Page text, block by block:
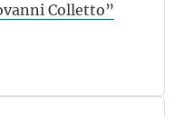
Colletto”